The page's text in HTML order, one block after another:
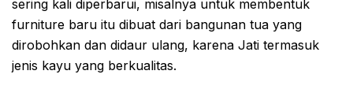
sering kali diperbarui, misalnya untuk membentuk
furniture baru itu dibuat dari bangunan tua yang
dirobohkan dan didaur ulang, karena Jati termasuk
jenis kayu yang berkualitas.